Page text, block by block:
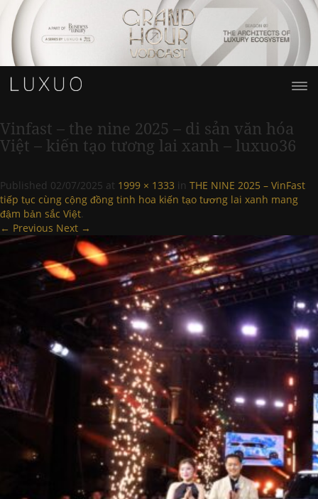
Vinfast – the nine 2025 – di sản văn hóa
Việt – kiến tạo tương lai xanh – luxuo36
Published 02/07/2025 at 1999 × 1333 in THE NINE 2025 – VinFast
tiếp tục cùng cộng đồng tinh hoa kiến tạo tương lai xanh mang
đậm bản sắc Việt.
← Previous Next →